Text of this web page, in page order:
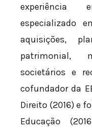
experiência
especializado
aquisições,
patrimonial,
societários e
cofundador da
Direito (2016) e
Educação